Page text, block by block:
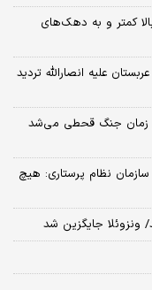
کمتر و به دهک‌های
علیه انصارالله تردید
زمان جنگ قحطی می‌شد
نظام پرستاری: هیچ
ونزوئلا جایگزین شد